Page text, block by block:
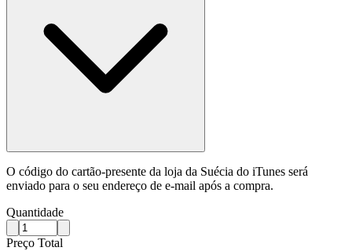
O código do cartão-presente da loja da Suécia do iTunes será
enviado para o seu endereço de e-mail após a compra.
Quantidade
Preço Total